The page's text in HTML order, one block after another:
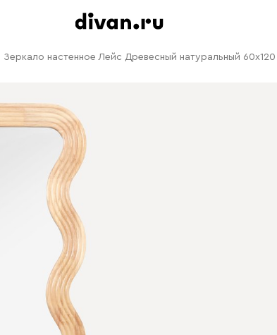
Зеркало настенное Лейс Древесный натуральный 60x120